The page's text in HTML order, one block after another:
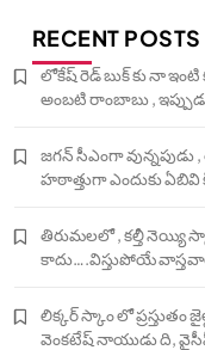
RECENT POSTS
లోకేష్ రెడ్ బుక్ కు నా
అంబటి రాంబాబు , ఇప్పుడు
జగన్ సీఎంగా
హఠాత్తుగా ఎందుకు ఏబివి
తిరుమలలో , కల్తీ నెయ్యి
కాదు….విస్తుపోయే
లిక్కర్ స్కాం లో
వెంకటేష్ నాయుడు ది,